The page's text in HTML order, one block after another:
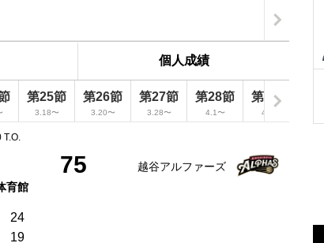
個人成績
第25節
3.18〜
第26節
3.20〜
第27節
3.28〜
第28節
4.1〜
第29節
4.4〜
T.O.
育館
24
19
75 越谷アルファーズ